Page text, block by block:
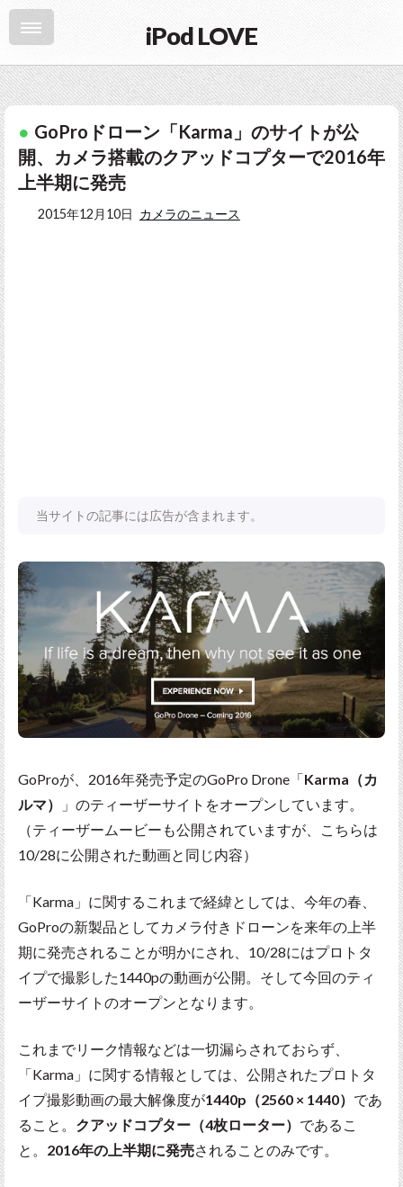
iPod LOVE
GoProドローン「Karma」のサイトが公
開、カメラ搭載のクアッドコプターで2016年
上半期に発売
2015年12月10日 カメラのニュース
当サイトの記事には広告が含まれます。
GoProが、2016年発売予定のGoPro Drone「Karma（カ
ルマ）
」のティーザーサイトをオープンしています。
（ティーザームービーも公開されていますが、こちらは
10/28に公開された動画と同じ内容）
「Karma」に関するこれまで経緯としては、今年の春、
GoProの新製品としてカメラ付きドローンを来年の上半
期に発売されることが明かにされ、10/28にはプロトタ
イプで撮影した1440pの動画が公開。そして今回のティ
ーザーサイトのオープンとなります。
これまでリーク情報などは一切漏らされておらず、
「Karma」に関する情報としては、公開されたプロトタ
イプ撮影動画の最大解像度が1440p（2560 × 1440） であ
ること。 クアッドコプター（4枚ローター） であるこ
と。 2016年の上半期に発売されることのみです。